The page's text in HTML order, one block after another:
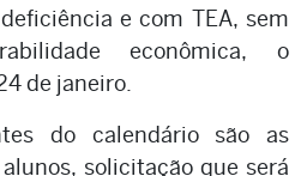
e com TEA, sem
econômica, o
de janeiro.
do calendário são as
solicitação que será